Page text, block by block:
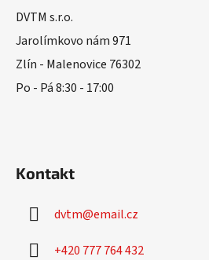
DVTM s.r.o.
Jarolímkovo nám 971
Zlín - Malenovice 76302
Po - Pá 8:30 - 17:00
Kontakt
dvtm@email.cz
+420 777 764 432